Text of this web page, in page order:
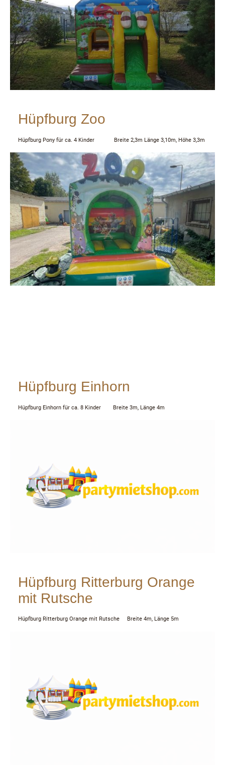
Hüpfburg Zoo
Hüpfburg Pony für ca. 4 Kinder Breite 2,3m Länge 3,10m, Höhe 3,3m
Hüpfburg Einhorn
Hüpfburg Einhorn für ca. 8 Kinder Breite 3m, Länge 4m
Hüpfburg Ritterburg Orange
mit Rutsche
Hüpfburg Ritterburg Orange mit Rutsche Breite 4m, Länge 5m